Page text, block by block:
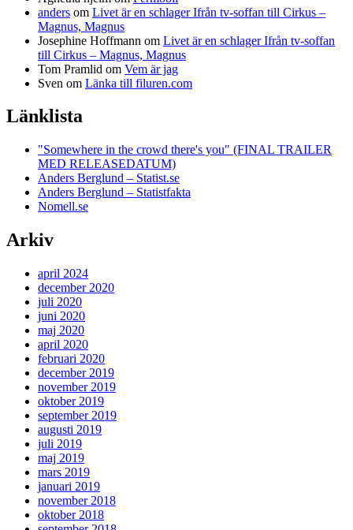
anders om Livet är en schlager Ifrån tv-soffan till Cirkus –
Magnus, Magnus
Josephine Hoffmann om Livet är en schlager Ifrån tv-soffan
till Cirkus – Magnus, Magnus
Tom Pramlid om Vem är jag
Sven om Länka till filuren.com
Länklista
"Somewhere in the crowd there's you" (FINAL TRAILER
MED RELEASEDATUM)
Anders Berglund – Statist.se
Anders Berglund – Statistfakta
Nomell.se
Arkiv
april 2024
december 2020
juli 2020
juni 2020
maj 2020
april 2020
februari 2020
december 2019
november 2019
oktober 2019
september 2019
augusti 2019
juli 2019
maj 2019
mars 2019
januari 2019
november 2018
oktober 2018